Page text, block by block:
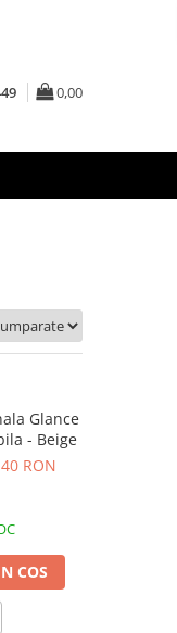
0,00
Glance
- Beige
RON
COS